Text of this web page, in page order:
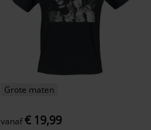
Grote maten
vanaf€ 19,99